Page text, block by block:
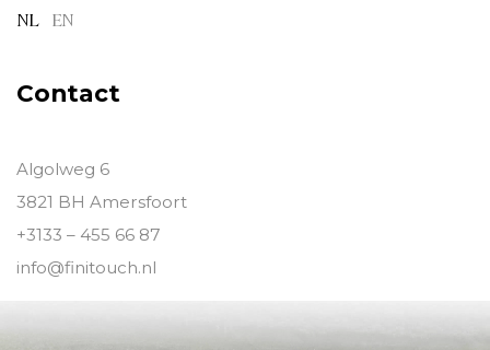
NL EN
Contact
Algolweg 6
3821 BH Amersfoort
+3133 – 455 66 87
info@finitouch.nl